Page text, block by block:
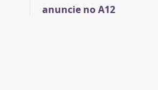
anuncie no A12